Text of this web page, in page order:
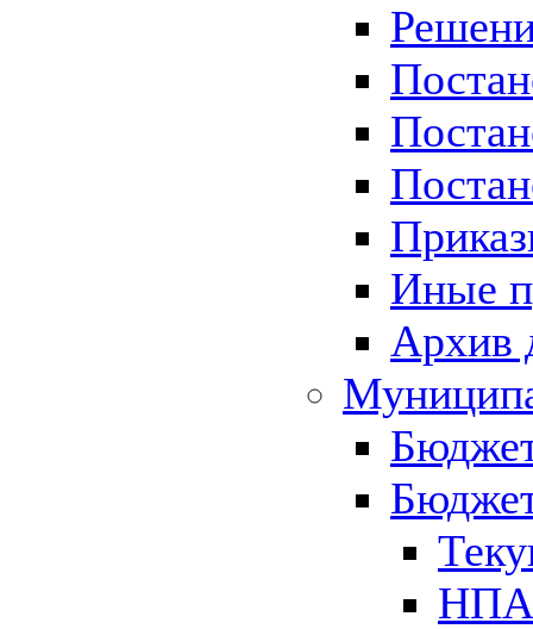
Иные
Архив
НПА